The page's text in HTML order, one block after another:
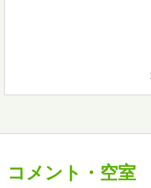
コメント・空室